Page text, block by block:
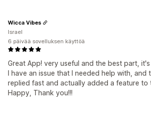
Great App! very useful and the best part, it's
I have an issue that I needed help with, and
replied fast and actually added a feature to
Happy, Thank you!!!
Wicca Vibes
Israel
6 päivää sovelluksen käyttöä